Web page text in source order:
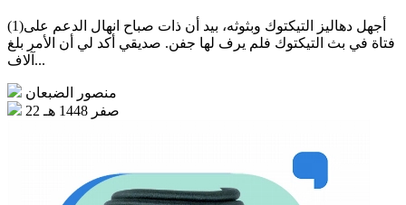
(1)أجهل دهاليز التيكتوك وبثوثه، بيد أن ذات صباح انهال الدعم على
فتاة في بث التيكتوك فلم يرف لها جفن. صديقي أكد لي أن الأمر بلغ
آلاف...
منصور الضبعان
22 صفر 1448 هـ